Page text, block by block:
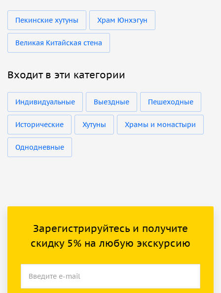
Пекинские хутуны Храм Юнхэгун
Великая Китайская стена
Входит в эти категории
Индивидуальные Выездные Пешеходные
Исторические Хутуны Храмы и монастыри
Однодневные
Зарегистрируйтесь и получите
скидку 5% на любую экскурсию